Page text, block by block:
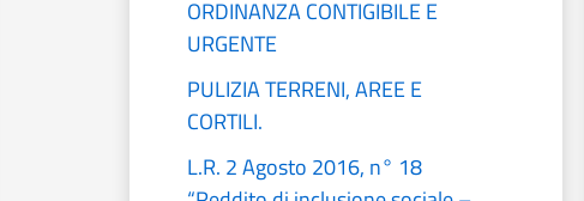
ORDINANZA CONTIGIBILE E
URGENTE
PULIZIA TERRENI, AREE E
CORTILI.
L.R. 2 Agosto 2016, n° 18